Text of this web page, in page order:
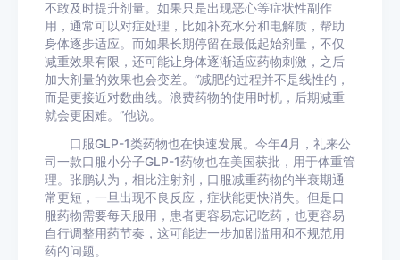
不敢及时提升剂量。如果只是出现恶心等症状性副作
用，通常可以对症处理，比如补充水分和电解质，帮助
身体逐步适应。而如果长期停留在最低起始剂量，不仅
减重效果有限，还可能让身体逐渐适应药物刺激，之后
加大剂量的效果也会变差。“减肥的过程并不是线性的，
而是更接近对数曲线。浪费药物的使用时机，后期减重
就会更困难。”他说。
口服GLP-1类药物也在快速发展。今年4月，礼来公
司一款口服小分子GLP-1药物也在美国获批，用于体重管
理。张鹏认为，相比注射剂，口服减重药物的半衰期通
常更短，一旦出现不良反应，症状能更快消失。但是口
服药物需要每天服用，患者更容易忘记吃药，也更容易
自行调整用药节奏，这可能进一步加剧滥用和不规范用
药的问题。